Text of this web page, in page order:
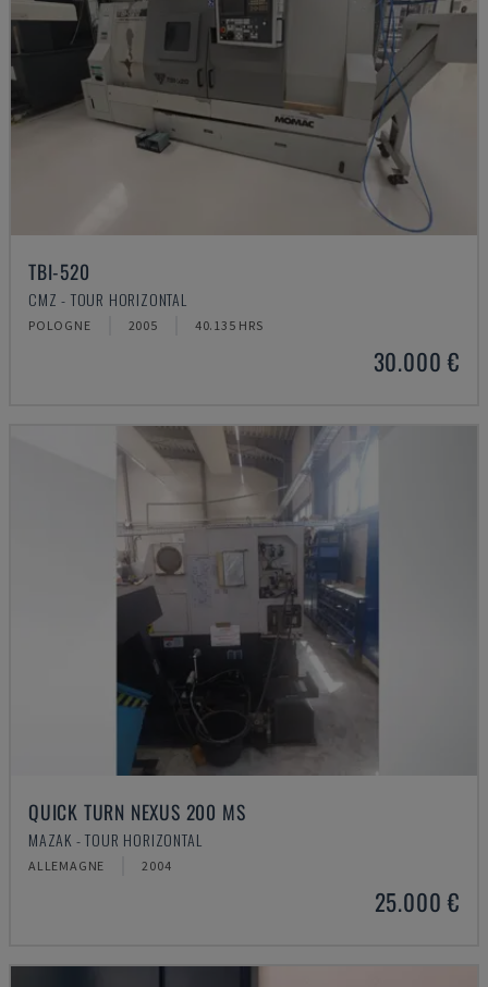
TBI-520
CMZ - TOUR HORIZONTAL
POLOGNE 2005 40.135 HRS
30.000 €
QUICK TURN NEXUS 200 MS
MAZAK - TOUR HORIZONTAL
ALLEMAGNE 2004
25.000 €